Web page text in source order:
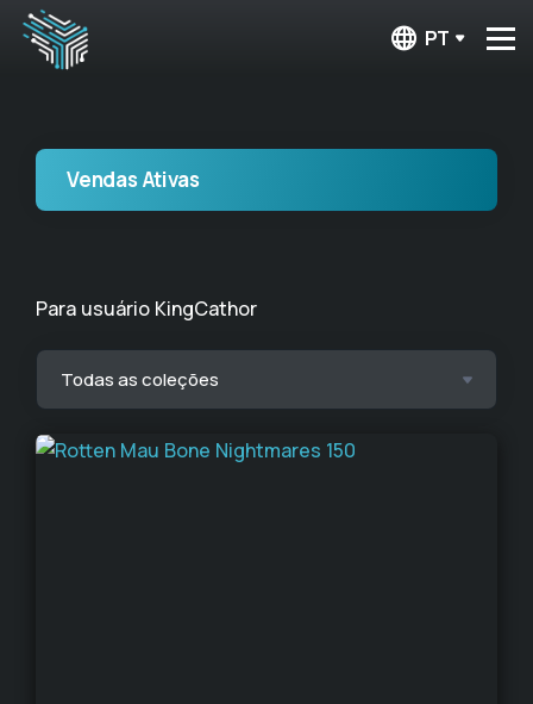
PT
Vendas Ativas
Para usuário KingCathor